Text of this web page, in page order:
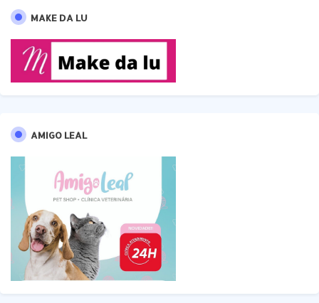
MAKE DA LU
AMIGO LEAL